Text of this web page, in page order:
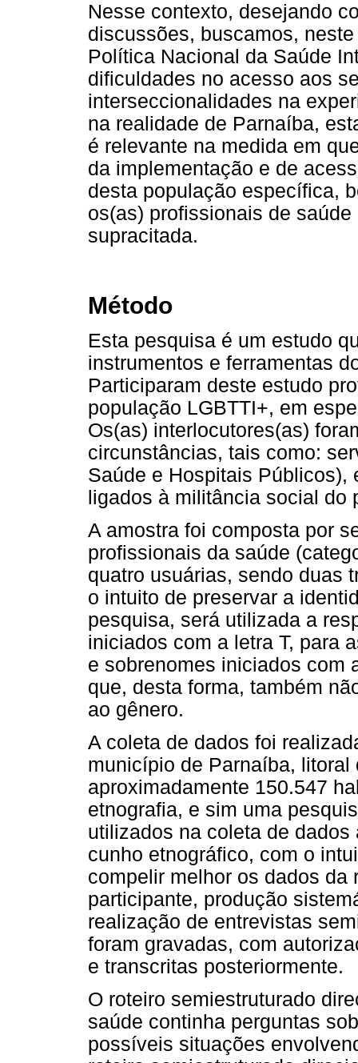
Nesse contexto, desejando
discussões, buscamos,
Política Nacional da Saúde
dificuldades no acesso aos
interseccionalidades na
na realidade de Parnaíba,
é relevante na medida em
da implementação e de
desta população específica,
os(as) profissionais de
supracitada.
Método
Esta pesquisa é um estudo
instrumentos e ferramentas
Participaram deste estudo
população LGBTTI+, em
Os(as) interlocutores(as)
circunstâncias, tais como:
Saúde e Hospitais Públicos),
ligados à militância social do
A amostra foi composta por
profissionais da saúde
quatro usuárias, sendo duas
o intuito de preservar a
pesquisa, será utilizada a
iniciados com a letra T, para
e sobrenomes iniciados com
que, desta forma, também
ao gênero.
A coleta de dados foi
município de Parnaíba,
aproximadamente ‎150.547
etnografia, e sim uma
utilizados na coleta de
cunho etnográfico, com o
compelir melhor os dados
participante, produção
realização de entrevistas
foram gravadas, com
e transcritas posteriormente.
O roteiro semiestruturado
saúde continha perguntas
possíveis situações